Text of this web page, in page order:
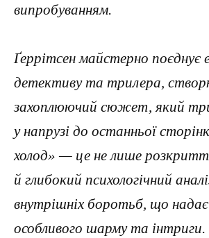
випробуванням.
Ґеррітсен майстерно поєднує
детективу та трилера,
захоплюючий сюжет, який
у напрузі до останньої
холод» — це не лише
й глибокий психологічний
внутрішніх боротьб, що надає
особливого шарму та інтриги.